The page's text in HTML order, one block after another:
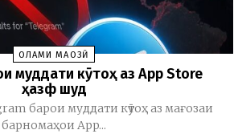
ОЛАМИ МАҶОЗӢ
муддати кӯтоҳ аз App Store
ҳазф шуд
барои муддати кӯтоҳ аз мағозаи
барномаҳои App...